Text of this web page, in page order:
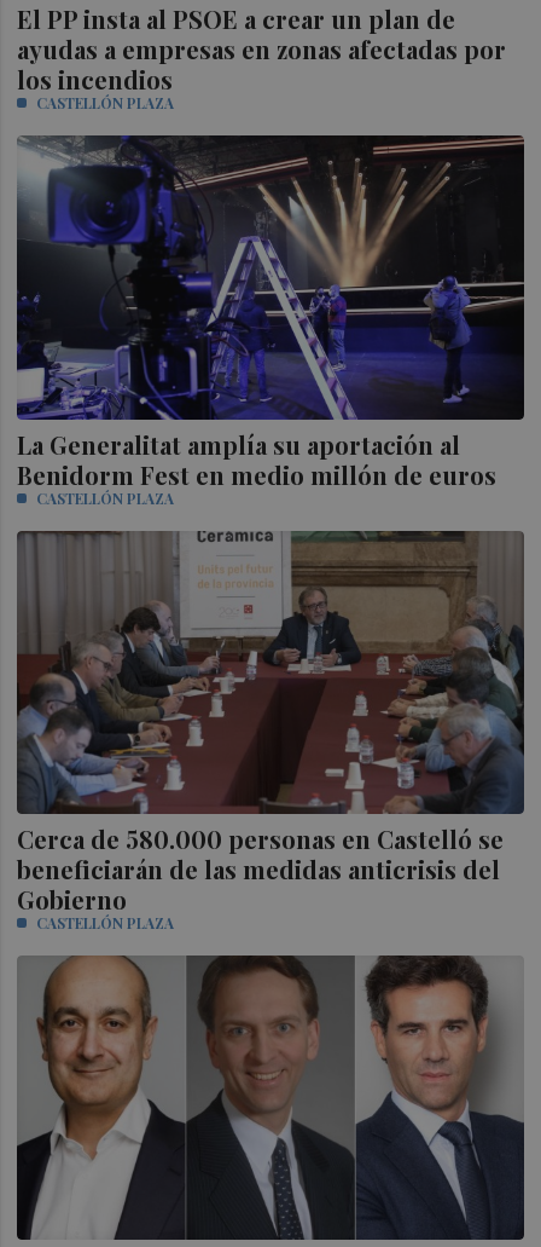
El PP insta al PSOE a crear un plan de
ayudas a empresas en zonas afectadas por
los incendios
CASTELLÓN PLAZA
La Generalitat amplía su aportación al
Benidorm Fest en medio millón de euros
CASTELLÓN PLAZA
Cerca de 580.000 personas en Castelló se
beneficiarán de las medidas anticrisis del
Gobierno
CASTELLÓN PLAZA